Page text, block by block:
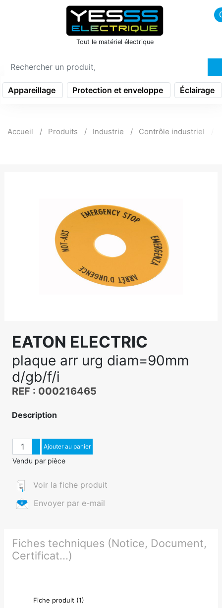
icon menu burger
Tout le matériel électrique
Appareillage Protection et enveloppe Éclairage
Accueil Produits Industrie Contrôle industriel
EATON ELECTRIC
plaque arr urg diam=90mm
d/gb/f/i
REF : 000216465
Description
QuantitéAugmenter quantité
Diminuer quantité
Ajouter au panier
Vendu par pièce
Voir la fiche produit
Envoyer par e-mail
Fiches techniques (Notice, Document,
Certificat...)
Fiche produit (1)